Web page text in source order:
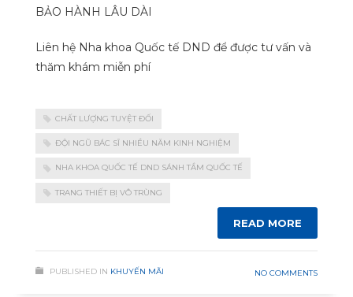
BẢO HÀNH LÂU DÀI
Liên hệ Nha khoa Quốc tế DND để được tư vấn và
thăm khám miễn phí
CHẤT LƯỢNG TUYỆT ĐỐI
ĐỘI NGŨ BÁC SĨ NHIỀU NĂM KINH NGHIỆM
NHA KHOA QUỐC TẾ DND SÁNH TẦM QUỐC TẾ
TRANG THIẾT BỊ VÔ TRÙNG
READ MORE
PUBLISHED IN KHUYẾN MÃI NO COMMENTS